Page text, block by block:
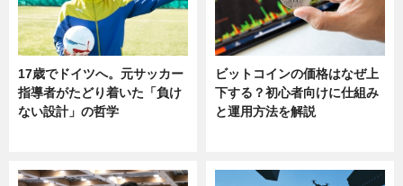
17歳でドイツへ。元サッカー
指導者がたどり着いた「負け
ない設計」の哲学
ビットコインの価格はなぜ上
下する？初心者向けに仕組み
と運用方法を解説